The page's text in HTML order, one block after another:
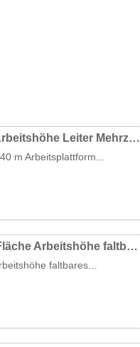
Fahrgerüst 4,4 m breit Plattformlänge 2m Arbeitshöhe Leiter Mehrzweckleiter Arbeitsbühne Baugerüst
m Arbeitsplattform...
Arbeitsplattform 4 m Arbeitsbühne 5,7 m² Fläche Arbeitshöhe faltbares Raumgerüst Rollbock Alu Gerüst
faltbares...